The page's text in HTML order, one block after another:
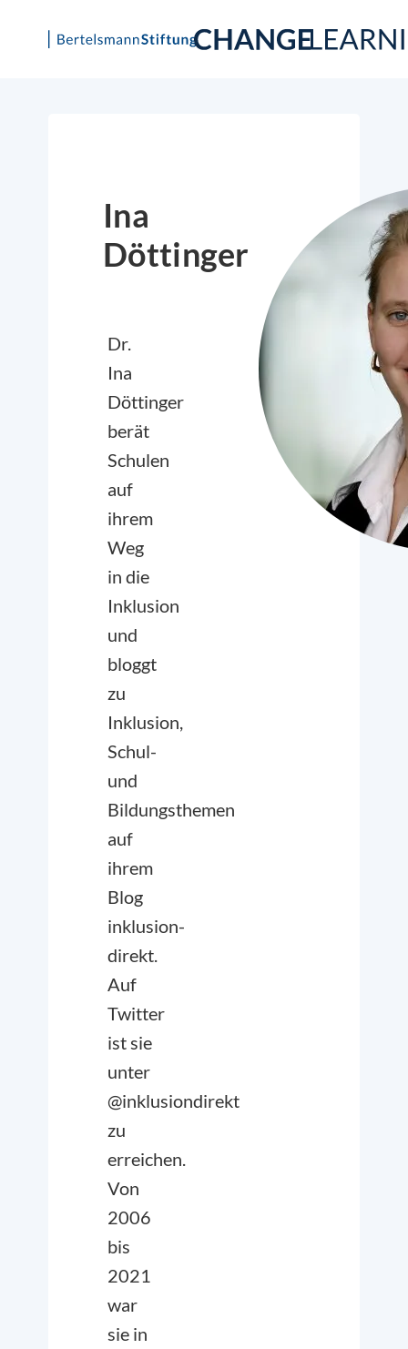
Ina
Döttinger
Dr.
Ina
Döttinger
berät
Schulen
auf
ihrem
Weg
in die
Inklusion
und
bloggt
zu
Inklusion,
Schul-
und
Bildungsthemen
auf
ihrem
Blog
inklusion-
direkt.
Auf
Twitter
ist sie
unter
@inklusiondirekt
zu
erreichen.
Von
2006
bis
2021
war
sie in